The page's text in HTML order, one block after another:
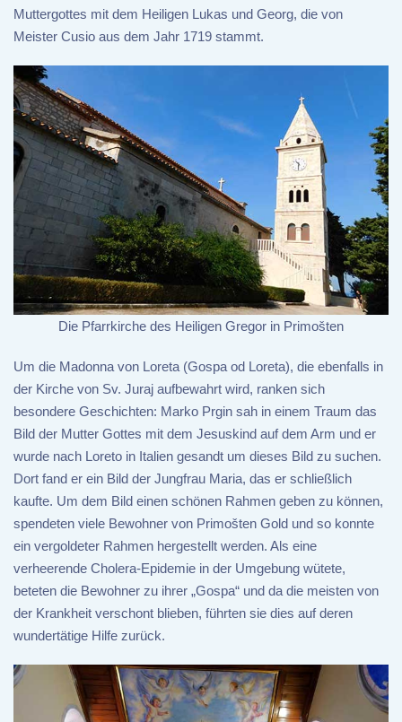
Muttergottes mit dem Heiligen Lukas und Georg, die von
Meister Cusio aus dem Jahr 1719 stammt.
Die Pfarrkirche des Heiligen Gregor in Primošten
Um die Madonna von Loreta (Gospa od Loreta), die ebenfalls in
der Kirche von Sv. Juraj aufbewahrt wird, ranken sich
besondere Geschichten: Marko Prgin sah in einem Traum das
Bild der Mutter Gottes mit dem Jesuskind auf dem Arm und er
wurde nach Loreto in Italien gesandt um dieses Bild zu suchen.
Dort fand er ein Bild der Jungfrau Maria, das er schließlich
kaufte. Um dem Bild einen schönen Rahmen geben zu können,
spendeten viele Bewohner von Primošten Gold und so konnte
ein vergoldeter Rahmen hergestellt werden. Als eine
verheerende Cholera-Epidemie in der Umgebung wütete,
beteten die Bewohner zu ihrer „Gospa“ und da die meisten von
der Krankheit verschont blieben, führten sie dies auf deren
wundertätige Hilfe zurück.